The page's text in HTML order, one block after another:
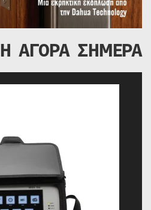
Η ΑΓΟΡΑ ΣΗΜΕΡΑ